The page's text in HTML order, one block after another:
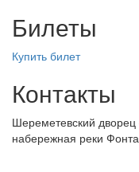
Билеты
Купить билет
Контакты
Шереметевский
набережная реки